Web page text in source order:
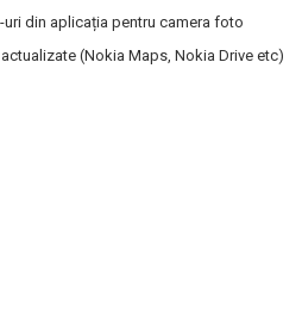
din aplicația pentru camera foto
(Nokia Maps, Nokia Drive etc)